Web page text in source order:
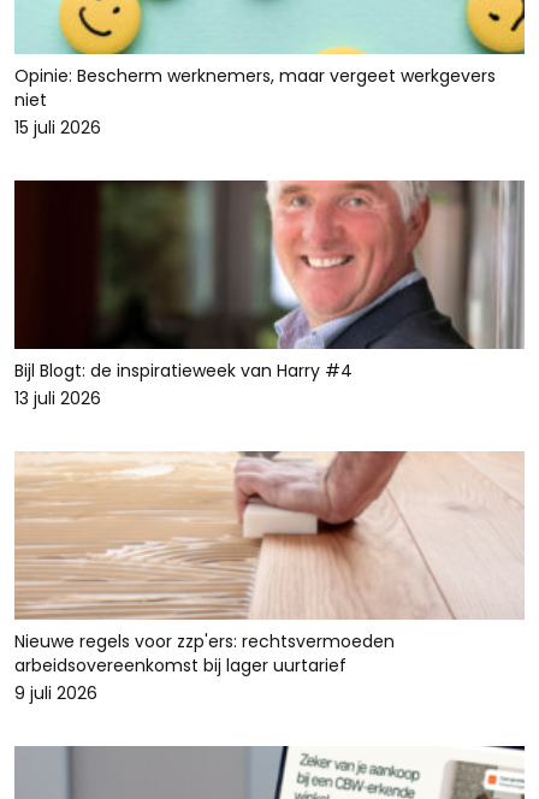
Opinie: Bescherm werknemers, maar vergeet werkgevers
niet
15 juli 2026
Bijl Blogt: de inspiratieweek van Harry #4
13 juli 2026
Nieuwe regels voor zzp'ers: rechtsvermoeden
arbeidsovereenkomst bij lager uurtarief
9 juli 2026